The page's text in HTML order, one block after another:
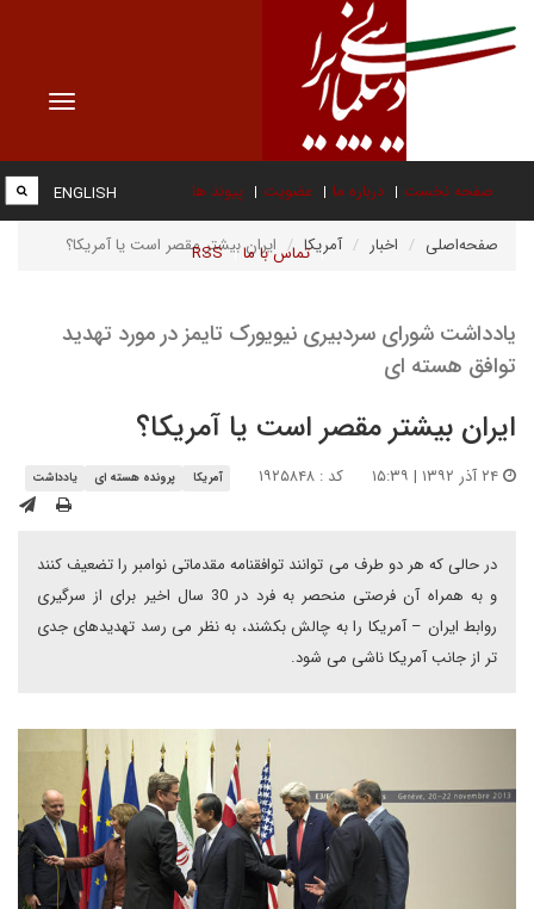
Toggle
صفحه نخست درباره ما عضویت پیوند ها
تماس با ما RSS
ENGLISH
صفحه‌اصلی اخبار آمریکا ایران بیشتر مقصر است یا آمریکا؟
یادداشت شورای سردبیری نیویورک تایمز در مورد تهدید
توافق هسته ای
ایران بیشتر مقصر است یا آمریکا؟
کد : ۱۹۲۵۸۴۸ آمریکا پرونده هسته ای یادداشت
در حالی که هر دو طرف می توانند توافقنامه مقدماتی نوامبر را تضعیف کنند
و به همراه آن فرصتی منحصر به فرد در 30 سال اخیر برای از سرگیری
روابط ایران – آمریکا را به چالش بکشند، به نظر می رسد تهدیدهای جدی
تر از جانب آمریکا ناشی می شود.